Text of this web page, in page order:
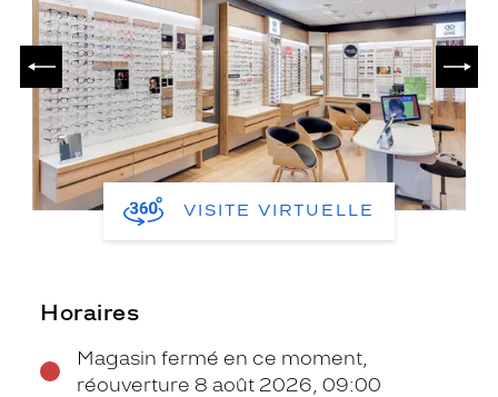
PRÉCÉDENT
VISITE VIRTUELLE
Horaires
Magasin fermé en ce moment,
réouverture 8 août 2026, 09:00